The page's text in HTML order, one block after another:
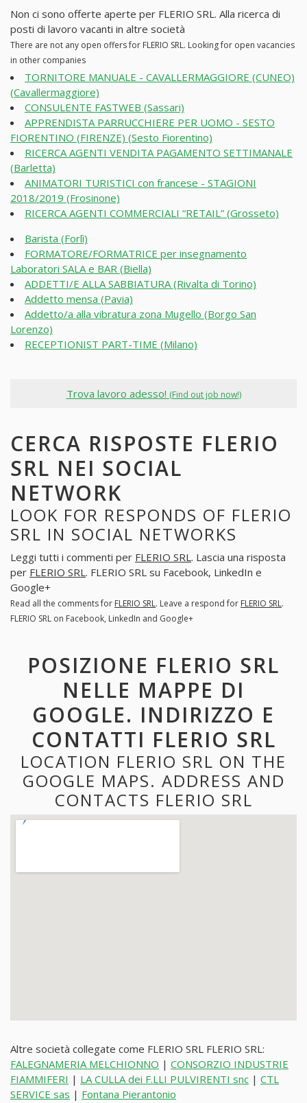
Non ci sono offerte aperte per FLERIO SRL. Alla ricerca di
posti di lavoro vacanti in altre società
There are not any open offers for FLERIO SRL. Looking for open vacancies
in other companies
TORNITORE MANUALE - CAVALLERMAGGIORE (CUNEO)
(Cavallermaggiore)
CONSULENTE FASTWEB (Sassari)
APPRENDISTA PARRUCCHIERE PER UOMO - SESTO
FIORENTINO (FIRENZE) (Sesto Fiorentino)
RICERCA AGENTI VENDITA PAGAMENTO SETTIMANALE
(Barletta)
ANIMATORI TURISTICI con francese - STAGIONI
2018/2019 (Frosinone)
RICERCA AGENTI COMMERCIALI “RETAIL” (Grosseto)
Barista (Forlì)
FORMATORE/FORMATRICE per insegnamento
Laboratori SALA e BAR (Biella)
ADDETTI/E ALLA SABBIATURA (Rivalta di Torino)
Addetto mensa (Pavia)
Addetto/a alla vibratura zona Mugello (Borgo San
Lorenzo)
RECEPTIONIST PART-TIME (Milano)
Trova lavoro adesso! (Find out job now!)
CERCA RISPOSTE FLERIO
SRL NEI SOCIAL
NETWORK
LOOK FOR RESPONDS OF FLERIO
SRL IN SOCIAL NETWORKS
Leggi tutti i commenti per FLERIO SRL . Lascia una risposta
per FLERIO SRL . FLERIO SRL su Facebook, LinkedIn e
Google+
Read all the comments for FLERIO SRL. Leave a respond for FLERIO SRL.
FLERIO SRL on Facebook, LinkedIn and Google+
POSIZIONE FLERIO SRL
NELLE MAPPE DI
GOOGLE. INDIRIZZO E
CONTATTI FLERIO SRL
LOCATION FLERIO SRL ON THE
GOOGLE MAPS. ADDRESS AND
CONTACTS FLERIO SRL
Altre società collegate come FLERIO SRL FLERIO SRL:
FALEGNAMERIA MELCHIONNO | CONSORZIO INDUSTRIE
FIAMMIFERI | LA CULLA dei F.LLI PULVIRENTI snc | CTL
SERVICE sas | Fontana Pierantonio